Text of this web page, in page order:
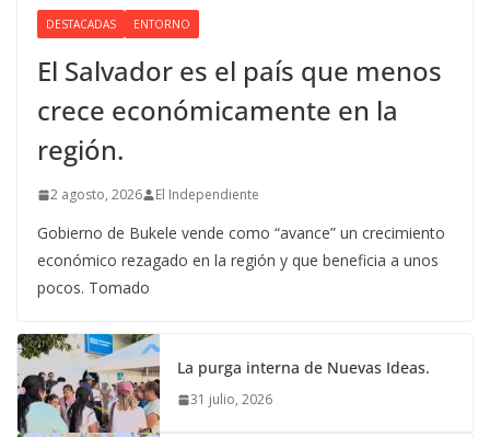
DESTACADAS ENTORNO
El Salvador es el país que menos
crece económicamente en la
región.
2 agosto, 2026 El Independiente
Gobierno de Bukele vende como “avance” un crecimiento
económico rezagado en la región y que beneficia a unos
pocos. Tomado
La purga interna de Nuevas Ideas.
31 julio, 2026